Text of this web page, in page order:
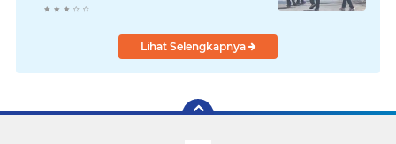
Lihat Selengkapnya